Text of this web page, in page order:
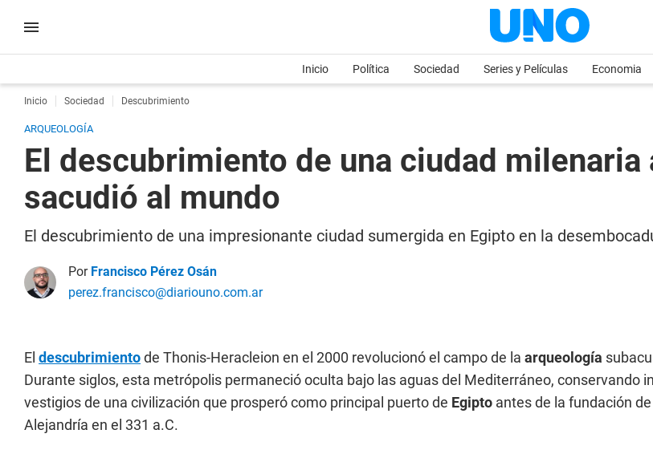
Inicio Política Sociedad Series y Películas Economia
Inicio Sociedad Descubrimiento
ARQUEOLOGÍA
El descubrimiento de una ciudad
sacudió al mundo
El descubrimiento de una impresionante ciudad sumergida en Egipto en la
Por Francisco Pérez Osán
perez.francisco@diariouno.com.ar
El descubrimientode Thonis-Heracleion en el 2000 revolucionó el campo de la arqueología
Durante siglos, esta metrópolis permaneció oculta bajo las aguas del Mediterráneo, conservando
vestigios de una civilización que prosperó como principal puerto de Egipto antes de la fundación de
Alejandría en el 331 a.C.